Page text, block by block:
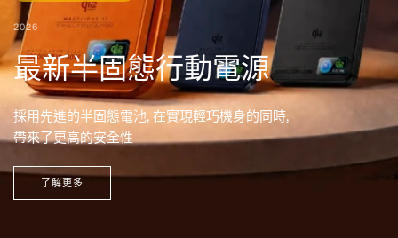
2026
最新半固態行動電源
採用先進的半固態電池, 在實現輕巧機身的同時,
帶來了更高的安全性
了解更多